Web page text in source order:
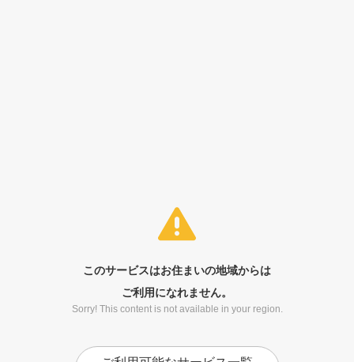
このサービスはお住まいの地域からは
ご利用になれません。
Sorry! This content is not available in your region.